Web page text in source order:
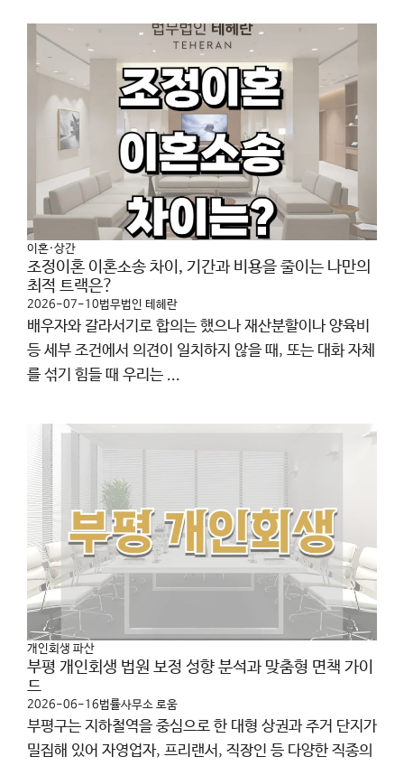
이혼·상간
조정이혼 이혼소송 차이, 기간과 비용을 줄이는 나만의
최적 트랙은?
2026-07-10법무법인 테헤란
배우자와 갈라서기로 합의는 했으나 재산분할이나 양육비
등 세부 조건에서 의견이 일치하지 않을 때, 또는 대화 자체
를 섞기 힘들 때 우리는 ...
개인회생 파산
부평 개인회생 법원 보정 성향 분석과 맞춤형 면책 가이
드
2026-06-16법률사무소 로움
부평구는 지하철역을 중심으로 한 대형 상권과 주거 단지가
밀집해 있어 자영업자, 프리랜서, 직장인 등 다양한 직종의